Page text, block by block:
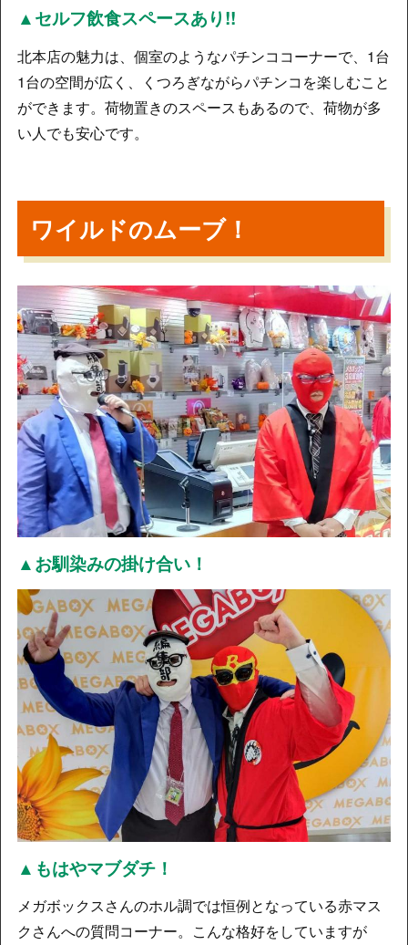
▲セルフ飲食スペースあり!!
北本店の魅力は、個室のようなパチンココーナーで、1台
1台の空間が広く、くつろぎながらパチンコを楽しむこと
ができます。荷物置きのスペースもあるので、荷物が多
い人でも安心です。
ワイルドのムーブ！
▲お馴染みの掛け合い！
▲もはやマブダチ！
メガボックスさんのホル調では恒例となっている赤マス
クさんへの質問コーナー。こんな格好をしていますが